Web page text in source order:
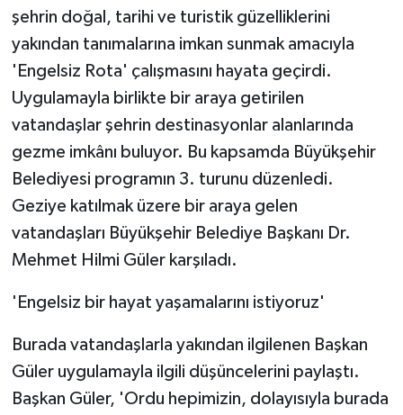
şehrin doğal, tarihi ve turistik güzelliklerini
yakından tanımalarına imkan sunmak amacıyla
'Engelsiz Rota' çalışmasını hayata geçirdi.
Uygulamayla birlikte bir araya getirilen
vatandaşlar şehrin destinasyonlar alanlarında
gezme imkânı buluyor. Bu kapsamda Büyükşehir
Belediyesi programın 3. turunu düzenledi.
Geziye katılmak üzere bir araya gelen
vatandaşları Büyükşehir Belediye Başkanı Dr.
Mehmet Hilmi Güler karşıladı.
'Engelsiz bir hayat yaşamalarını istiyoruz'
Burada vatandaşlarla yakından ilgilenen Başkan
Güler uygulamayla ilgili düşüncelerini paylaştı.
Başkan Güler, 'Ordu hepimizin, dolayısıyla burada